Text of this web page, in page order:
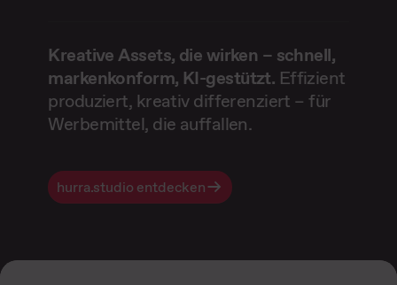
Kreative Assets, die wirken – schnell,
markenkonform, KI-gestützt. Effizient
produziert, kreativ differenziert – für
Werbemittel, die auffallen.
hurra.studio entdecken